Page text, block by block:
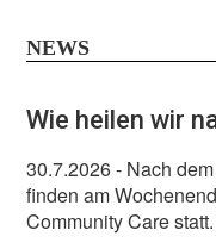
NEWS
Wie heilen wir
30.7.2026- Nach
finden am
Community Care